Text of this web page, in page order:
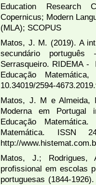
Education Research
Copernicus; Modern
(MLA); SCOPUS
Matos, J. M. (2019). A
secundário
Serrasqueiro. RIDEMA -
Educação
10.34019/2594-
Matos, J. M e Almeida,
Moderna em Portugal
Educação
Matemática.
http://
Matos, J.; Rodrigues,
profissional em escolas
portuguesas (1844-